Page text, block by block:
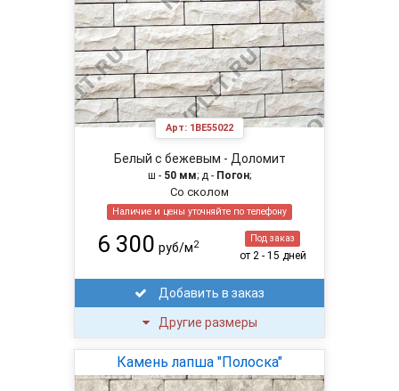
Арт: 1BE55022
Белый с бежевым - Доломит
ш - 50 мм; д - Погон;
Со сколом
Наличие и цены уточняйте по телефону
6 300 руб/м2
Под заказ
от 2 - 15 дней
Добавить в заказ
Другие размеры
Камень лапша "Полоска"